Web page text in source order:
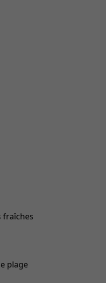
fraîches
plage